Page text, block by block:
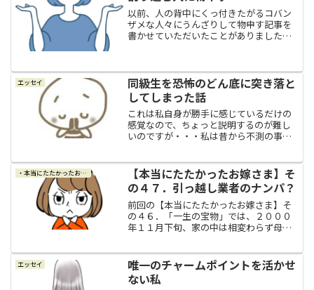
のかもれないけれど、お店...
以前、人の背中にくっ付きたがるコバン
ザメな人々にうんざりして物申す記事を
書かせていただいたことがありました
ですが、何の因果か？色々なシチュエー
ションで割り込む人々に遭遇...
エッセイ
同級生を恐怖のどん底に突き落と
してしまった話
これは私自身が勝手に感じているだけの
感覚なので、ちょっと説明するのが難し
いのですが・・・私は昔から不測の事態
「これはヤバい」とか「こうした方がい
い」とか分かるような気がす...
・本当にたたかったお嫁さま
【本当にたたかったお嫁さま】そ
の４７．引っ越し業者のナンパ？
前回の【本当にたたかったお嫁さま】そ
の４６．「一生の宝物」では、２０００
年１１月下旬、家の中は相変わらず母の
態のままで、父はそんな母をどうするこ
とも出来ず、私は私で自分...
エッセイ
唯一のチャームポイントを活かせ
ない私